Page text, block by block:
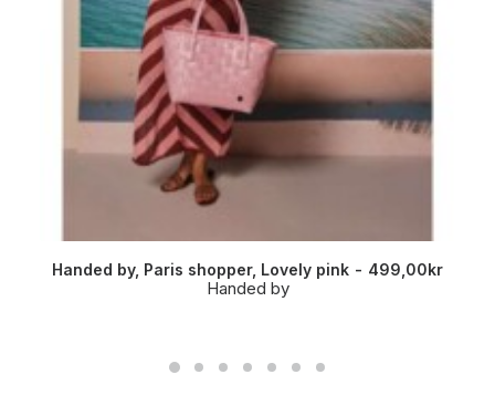
Handed by, Paris shopper, Lovely pink 499,00kr
Handed by